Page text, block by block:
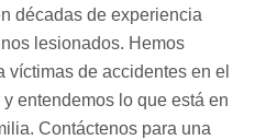
décadas de experiencia
lesionados. Hemos
víctimas de accidentes en el
entendemos lo que está en
Contáctenos para una